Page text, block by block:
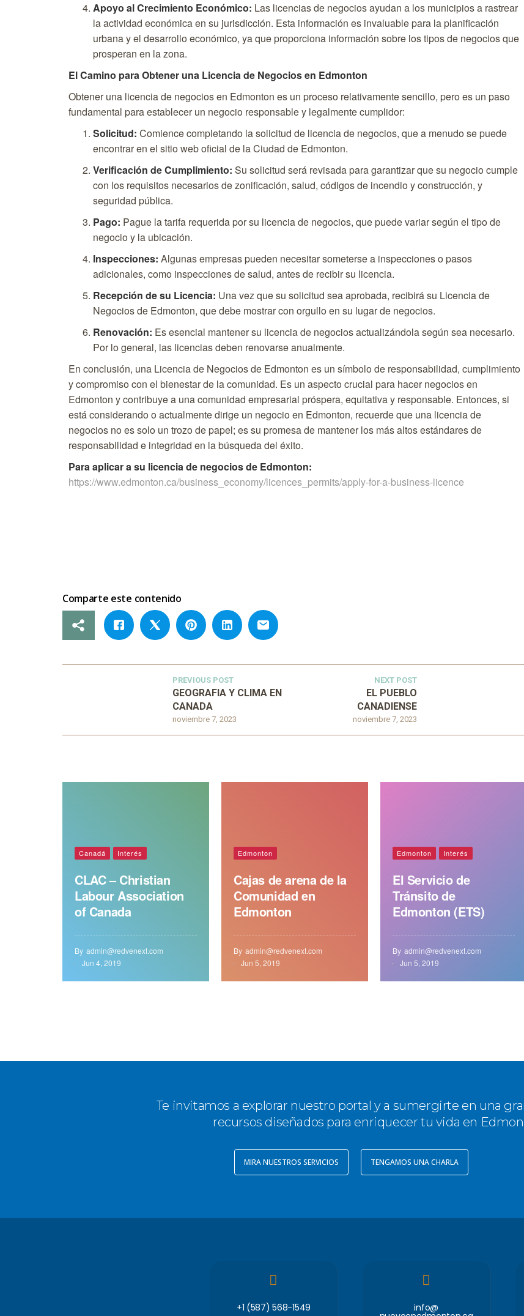
Apoyo al Crecimiento Económico: Las licencias de negocios ayudan a los municipios a rastrear
la actividad económica en su jurisdicción. Esta información es invaluable para la planificación
urbana y el desarrollo económico, ya que proporciona información sobre los tipos de negocios que
prosperan en la zona.
El Camino para Obtener una Licencia de Negocios en Edmonton
Obtener una licencia de negocios en Edmonton es un proceso relativamente sencillo, pero es un paso
fundamental para establecer un negocio responsable y legalmente cumplidor:
Solicitud: Comience completando la solicitud de licencia de negocios, que a menudo se puede
encontrar en el sitio web oficial de la Ciudad de Edmonton.
Verificación de Cumplimiento: Su solicitud será revisada para garantizar que su negocio cumple
con los requisitos necesarios de zonificación, salud, códigos de incendio y construcción, y
seguridad pública.
Pago: Pague la tarifa requerida por su licencia de negocios, que puede variar según el tipo de
negocio y la ubicación.
Inspecciones: Algunas empresas pueden necesitar someterse a inspecciones o pasos
adicionales, como inspecciones de salud, antes de recibir su licencia.
Recepción de su Licencia: Una vez que su solicitud sea aprobada, recibirá su Licencia de
Negocios de Edmonton, que debe mostrar con orgullo en su lugar de negocios.
Renovación: Es esencial mantener su licencia de negocios actualizándola según sea necesario.
Por lo general, las licencias deben renovarse anualmente.
En conclusión, una Licencia de Negocios de Edmonton es un símbolo de responsabilidad, cumplimiento
y compromiso con el bienestar de la comunidad. Es un aspecto crucial para hacer negocios en
Edmonton y contribuye a una comunidad empresarial próspera, equitativa y responsable. Entonces, si
está considerando o actualmente dirige un negocio en Edmonton, recuerde que una licencia de
negocios no es solo un trozo de papel; es su promesa de mantener los más altos estándares de
responsabilidad e integridad en la búsqueda del éxito.
Para aplicar a su licencia de negocios de Edmonton:
https://www.edmonton.ca/business_economy/licences_permits/apply-for-a-business-licence
Comparte este contenido
PREVIOUS POST
noviembre 7, 2023
GEOGRAFIA Y CLIMA EN
CANADA
NEXT POST
noviembre 7, 2023
EL PUEBLO
CANADIENSE
Canadá Interés
CLAC – Christian
Labour Association
of Canada
By admin@redvenext.com
Jun 4, 2019
Edmonton
Cajas de arena de la
Comunidad en
Edmonton
By admin@redvenext.com
Jun 5, 2019
Edmonton Interés
El Servicio de
Tránsito de
Edmonton (ETS)
By admin@redvenext.com
Jun 5, 2019
Te invitamos a explorar nuestro portal y a sumergirte en una
recursos diseñados para enriquecer tu vida en
MIRA NUESTROS SERVICIOS TENGAMOS UNA CHARLA
+1 (587) 568-1549 info@